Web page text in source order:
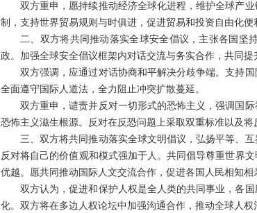
双方重申，愿持续推动经济全球化进程，维护全球产
制，支持世界贸易规则与时俱进，促进贸易和投资自由化便
二、双方将共同推动落实全球安全倡议，主张各国坚
政。加强全球安全倡议框架内对话交流与务实合作，共同
双方强调，应通过对话协商和平解决分歧争端。支持
全面遵守国际人道法，全力阻止冲突扩散蔓延。
双方重申，谴责并反对一切形式的恐怖主义，强调国
恐怖主义滋生根源。反对在反恐问题上采取双重标准以及
三、双方将共同推动落实全球文明倡议，弘扬平等、
反对将自己的价值观和模式强加于人。共同倡导尊重世界
优越。愿共同推动国际人文交流合作，促进各国人民相知相
双方认为，促进和保护人权是全人类的共同事业，各
化。双方将在多边人权论坛中加强沟通合作，推动全球人权